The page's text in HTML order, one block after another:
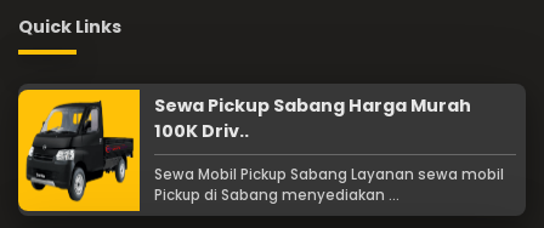
Quick Links
Sewa Pickup Sabang Harga Murah
100K Driv..
Sewa Mobil Pickup Sabang Layanan sewa mobil
Pickup di Sabang menyediakan ...